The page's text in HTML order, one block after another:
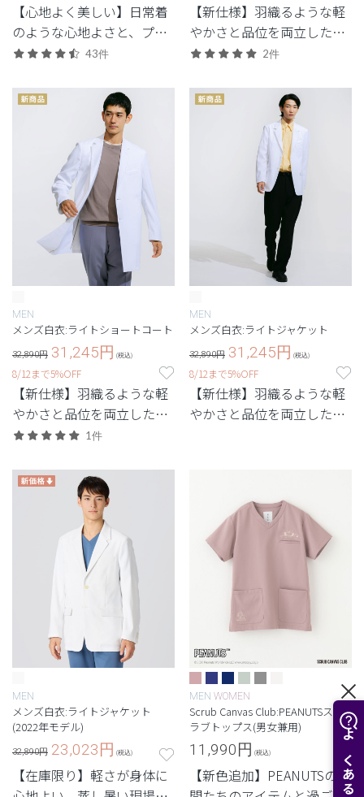
【心地よく美しい】日常着
のような心地よさと、プロ
フェッショナルにふさわし
リーズ。
43件
【新仕様】羽織るような軽
やかさと品位を両立した、
最軽量級の白衣。
2件
MEN
メンズ白衣:ライトショートコート
32,890円 31,245円 (税込)
8/12まで5%OFF
【新仕様】羽織るような軽
やかさと品位を両立した、
最軽量級の白衣。
1件
MEN
メンズ白衣:ライトジャケット
32,890円 31,245円 (税込)
8/12まで5%OFF
【新仕様】羽織るような軽
やかさと品位を両立した、
MEN
メンズ白衣:ライトジャケット
(2022年モデル)
32,890円 23,023円 (税込)
【在庫限り】軽さが身体に
MEN WOMEN
Scrub Canvas Club:PEANUTSスク
ラブトップス(男女兼用)
11,990円 (税込)
【新色追加】PEANUTSの仲